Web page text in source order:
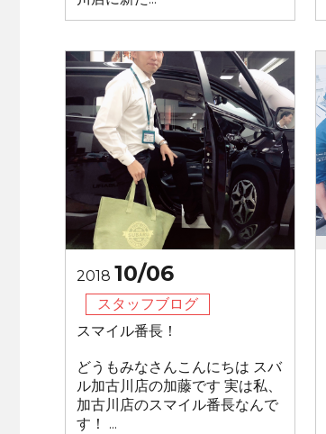
2018 10/06
スタッフブログ
スマイル番長！
どうもみなさんこんにちは スバ
ル加古川店の加藤です 実は私、
加古川店のスマイル番長なんで
す！ ...